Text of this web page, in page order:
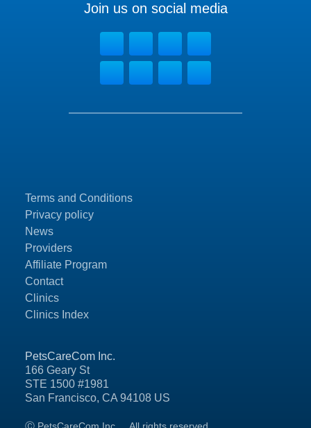
PetsCareCom Inc.
166 Geary St
STE 1500 #1981
San Francisco, CA 94108 US
Terms and Conditions
Privacy policy
News
Providers
Affiliate Program
Contact
Clinics
Clinics Index
Join us on social media